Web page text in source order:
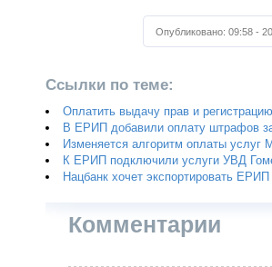
Опубликовано: 09:58 -
Ссылки по теме:
Оплатить выдачу прав и
В ЕРИП добавили оплату штрафов
Изменяется алгоритм оплаты услуг
К ЕРИП подключили услуги УВД
Нацбанк хочет экспортировать ЕРИП
Комментарии